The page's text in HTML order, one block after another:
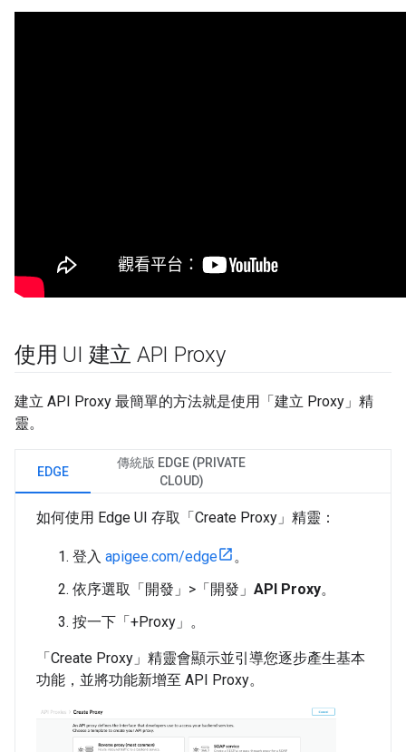
使用 UI 建立 API Proxy
建立 API Proxy 最簡單的方法就是使用「建立 Proxy」精
靈。
EDGE
傳統版 EDGE (PRIVATE
CLOUD)
如何使用 Edge UI 存取「Create Proxy」精靈：
登入 apigee.com/edge
。
依序選取「開發」>「開發」 API Proxy。
按一下「+Proxy」 。
「Create Proxy」精靈會顯示並引導您逐步產生基本
功能，並將功能新增至 API Proxy。